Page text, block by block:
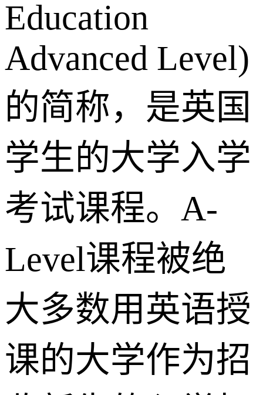
Education
Advanced Level)
的简称，是英国
学生的大学入学
考试课程。A-
Level课程被绝
大多数用英语授
课的大学作为招